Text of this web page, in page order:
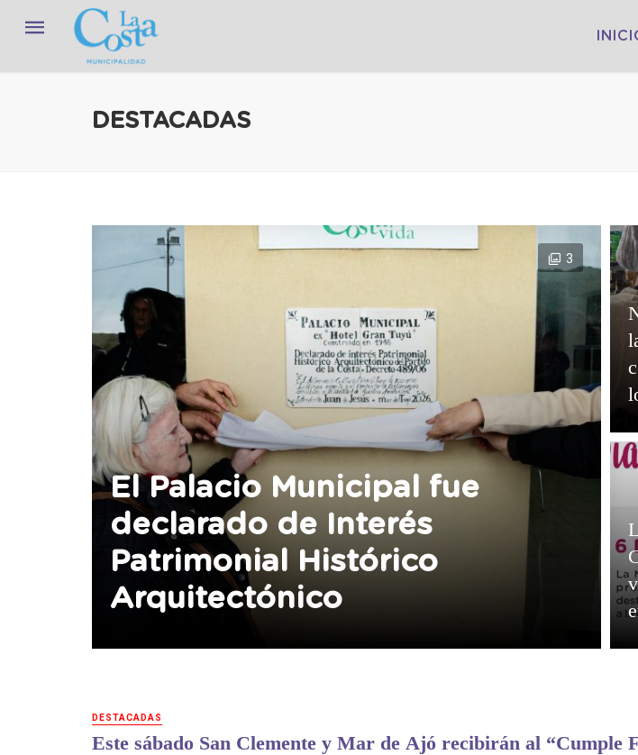
DESTACADAS
El Palacio Municipal fue
declarado de Interés
Patrimonial Histórico
Arquitectónico
3
DESTACADAS
Este sábado San Clemente y Mar de Ajó recibirán al “Cumple